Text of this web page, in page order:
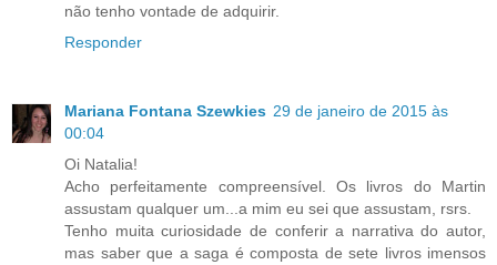
não tenho vontade de adquirir.
Responder
Mariana Fontana Szewkies 29 de janeiro de 2015 às
00:04
Oi Natalia!
Acho perfeitamente compreensível. Os livros do Martin
assustam qualquer um...a mim eu sei que assustam, rsrs.
Tenho muita curiosidade de conferir a narrativa do autor,
mas saber que a saga é composta de sete livros imensos